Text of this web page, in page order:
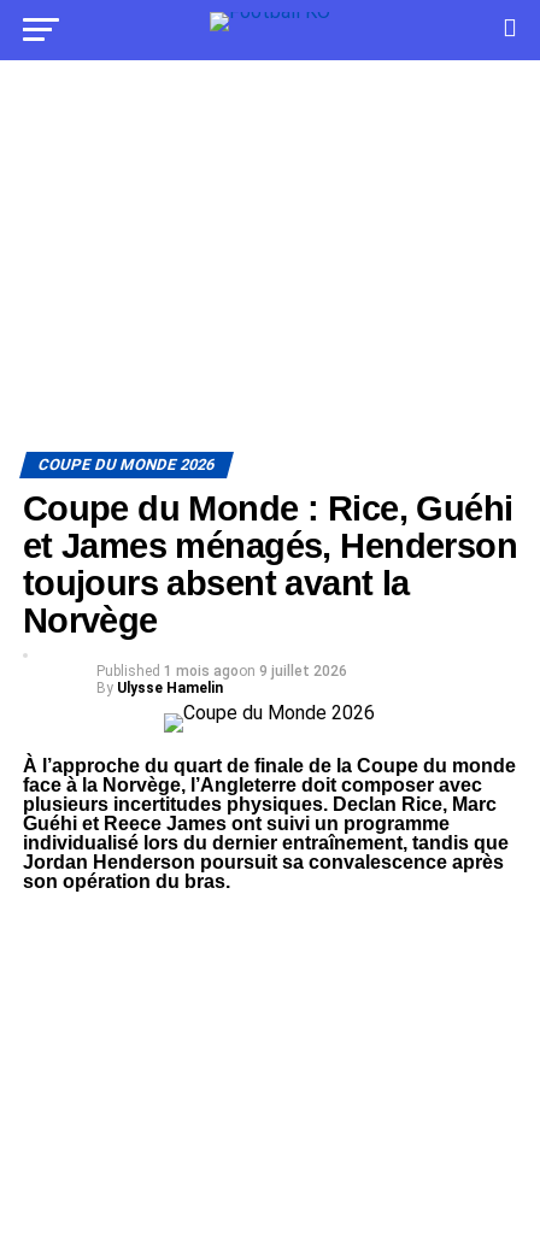
COUPE DU MONDE 2026
Coupe du Monde : Rice, Guéhi
et James ménagés, Henderson
toujours absent avant la
Norvège
Published 1 mois agoon 9 juillet 2026
By Ulysse Hamelin
À l’approche du quart de finale de la Coupe du monde
face à la Norvège, l’Angleterre doit composer avec
plusieurs incertitudes physiques. Declan Rice, Marc
Guéhi et Reece James ont suivi un programme
individualisé lors du dernier entraînement, tandis que
Jordan Henderson poursuit sa convalescence après
son opération du bras.